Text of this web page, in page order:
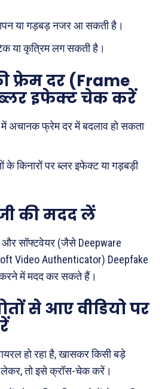
Search
पूरब विशेष
व्यंग्य : गुस्ताखी माफ़
आज का कार्टून
शायरी
या गड़बड़ नजर आ सकती है।
या कृत्रिम लग सकती है।
फ्रेम दर (Frame
इफेक्ट चेक करें
में अचानक फ्रेम दर में बदलाव हो सकता
के किनारों पर ब्लर इफेक्ट या गड़बड़ी
की मदद लें
सॉफ्टवेयर (जैसे Deepware
Video Authenticator) Deepfake
करने में मदद कर सकते हैं।
से आए वीडियो पर
हो रहा है, खासकर किसी बड़े
लेकर, तो इसे क्रॉस-चेक करें।